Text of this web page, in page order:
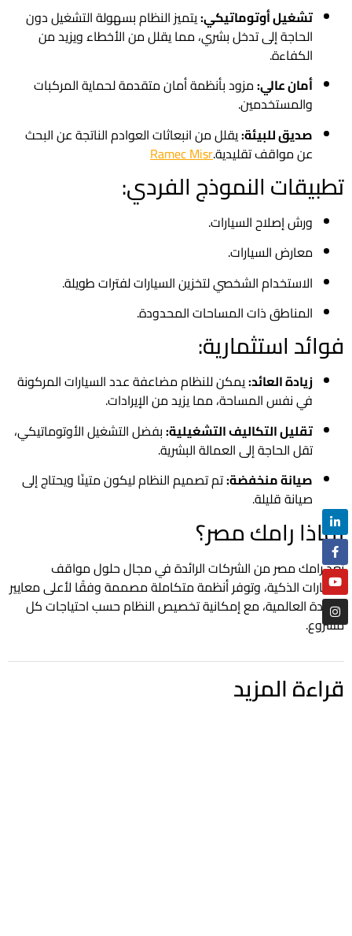
تشغيل أوتوماتيكي:يتميز النظام بسهولة التشغيل دون
الحاجة إلى تدخل بشري، مما يقلل من الأخطاء ويزيد من
الكفاءة.
أمان عالي:مزود بأنظمة أمان متقدمة لحماية المركبات
والمستخدمين.
صديق للبيئة:يقلل من انبعاثات العوادم الناتجة عن البحث
عن مواقف تقليدية.Ramec Misr
تطبيقات النموذج الفردي:
ورش إصلاح السيارات.
معارض السيارات.
الاستخدام الشخصي لتخزين السيارات لفترات طويلة.
المناطق ذات المساحات المحدودة.
فوائد استثمارية:
زيادة العائد:يمكن للنظام مضاعفة عدد السيارات المركونة
في نفس المساحة، مما يزيد من الإيرادات.
تقليل التكاليف التشغيلية:بفضل التشغيل الأوتوماتيكي،
تقل الحاجة إلى العمالة البشرية.
صيانة منخفضة:تم تصميم النظام ليكون متينًا ويحتاج إلى
صيانة قليلة.
لماذا رامك مصر؟
تُعد رامك مصر من الشركات الرائدة في مجال حلول مواقف
السيارات الذكية، وتوفر أنظمة متكاملة مصممة وفقًا لأعلى معايير
الجودة العالمية، مع إمكانية تخصيص النظام حسب احتياجات كل
مشروع.
قراءة المزيد